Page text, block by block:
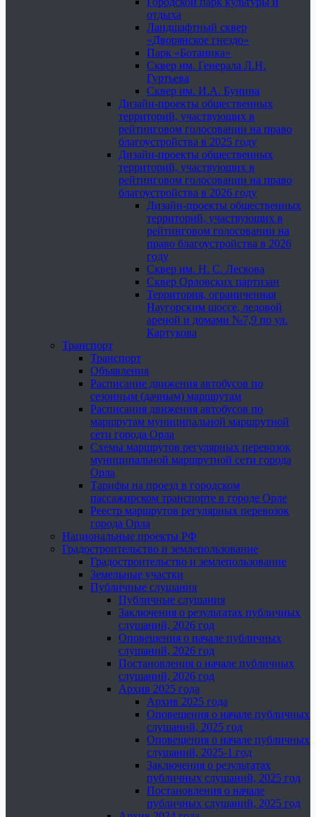
отдыха
Ландшафтный сквер
«Дворянское гнездо»
Парк «Ботаника»
Сквер им. Генерала Л.Н.
Гуртьева
Сквер им. И.А. Бунина
Дизайн-проекты общественных
территорий, участвующих в
рейтинговом голосовании на право
благоустройства в 2025 году
Дизайн-проекты общественных
территорий, участвующих в
рейтинговом голосовании на право
благоустройства в 2026 году
Дизайн-проекты общественных
территорий, участвующих в
рейтинговом голосовании на
право благоустройства в 2026
году
Сквер им. Н. С. Лескова
Сквер Орловских партизан
Территория, ограниченная
Наугорским шоссе, ледовой
ареной и домами №7,9 по ул.
Картукова
Транспорт
Транспорт
Объявления
Расписание движения автобусов по
сезонным (дачным) маршрутам
Расписания движения автобусов по
маршрутам муниципальной маршрутной
сети города Орла
Схемы маршрутов регулярных перевозок
муниципальной маршрутной сети города
Орла
Тарифы на проезд в городском
пассажирском транспорте в городе Орле
Реестр маршрутов регулярных перевозок
города Орла
Национальные проекты РФ
Градостроительство и землепользование
Градостроительство и землепользование
Земельные участки
Публичные слушания
Публичные слушания
Заключения о результатах публичных
слушаний, 2026 год
Оповещения о начале публичных
слушаний, 2026 год
Постановления о начале публичных
слушаний, 2026 год
Архив 2025 года
Архив 2025 года
Оповещения о начале публичных
слушаний, 2025 год
Оповещения о начале публичных
слушаний, 2025-1 год
Заключения о результатах
публичных слушаний, 2025 год
Постановления о начале
публичных слушаний, 2025 год